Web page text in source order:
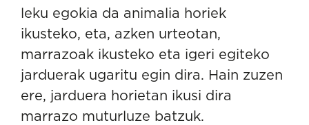
leku egokia da animalia horiek
ikusteko, eta, azken urteotan,
marrazoak ikusteko eta igeri egiteko
jarduerak ugaritu egin dira. Hain zuzen
ere, jarduera horietan ikusi dira
marrazo muturluze batzuk.